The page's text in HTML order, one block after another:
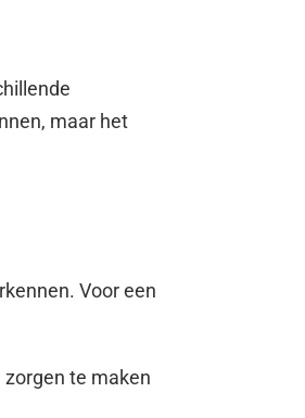
maar het
Voor een
te maken